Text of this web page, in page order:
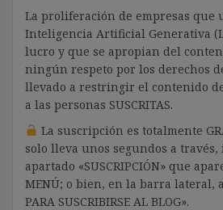
La proliferación de empresas que
Inteligencia Artificial Generativa
lucro y que se apropian del
ningún respeto por los derechos
llevado a restringir el contenido
a las personas SUSCRITAS.
La suscripción es totalmente
solo lleva unos segundos a
apartado «SUSCRIPCIÓN» que
MENÚ; o bien, en la barra lateral, a
PARA SUSCRIBIRSE AL BLOG».